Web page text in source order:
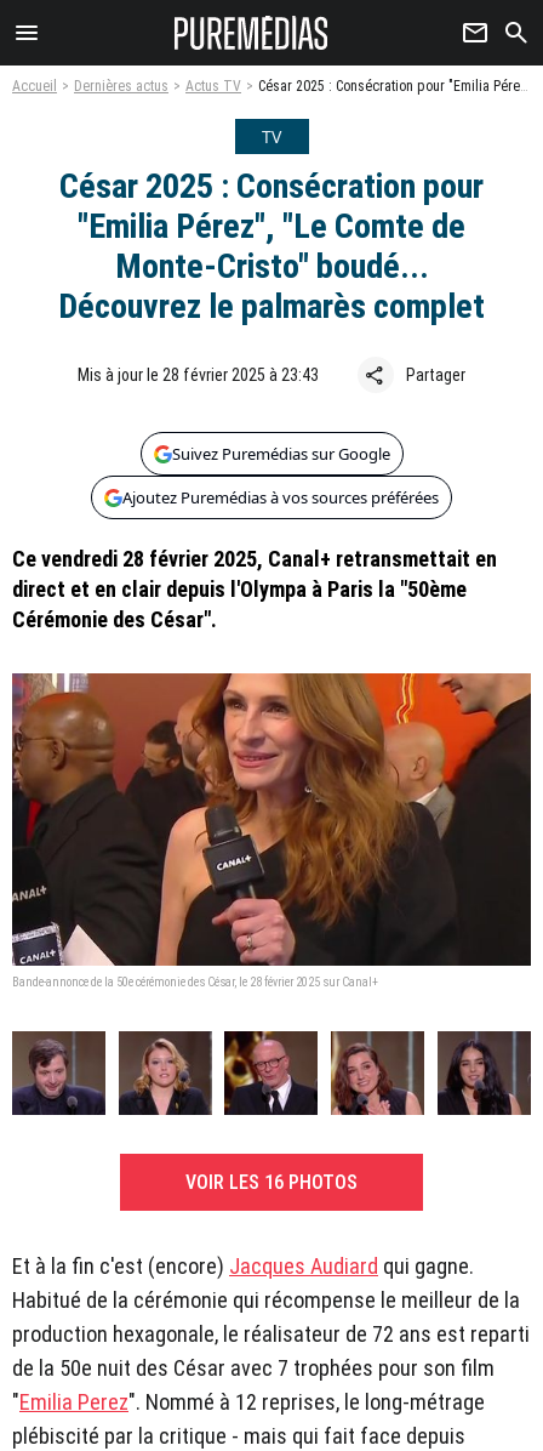
menu newsletter search
Accueil Dernières actus Actus TV César 2025 : Consécration pour "Emilia Pérez", "Le Comte de Monte-Cristo" boudé... Découvrez le palmarès complet
TV
César 2025 : Consécration pour
"Emilia Pérez", "Le Comte de
Monte-Cristo" boudé...
Découvrez le palmarès complet
Mis à jour le 28 février 2025 à 23:43 share Partager
Suivez Puremédias sur Google
Ajoutez Puremédias à vos sources préférées
Ce vendredi 28 février 2025, Canal+ retransmettait en
direct et en clair depuis l'Olympa à Paris la "50ème
Cérémonie des César".
Bande-annonce de la 50e cérémonie des César, le 28 février 2025 sur Canal+
VOIR LES 16 PHOTOS
Et à la fin c'est (encore) Jacques Audiard qui gagne.
Habitué de la cérémonie qui récompense le meilleur de la
production hexagonale, le réalisateur de 72 ans est reparti
de la 50e nuit des César avec 7 trophées pour son film
"Emilia Perez". Nommé à 12 reprises, le long-métrage
plébiscité par la critique - mais qui fait face depuis